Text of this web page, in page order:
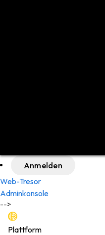
Anmelden
Web-Tresor
Adminkonsole
-->
Plattform